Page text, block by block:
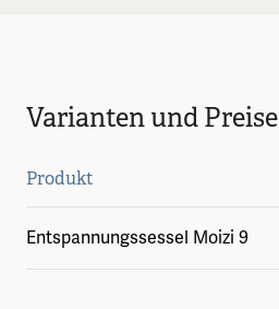
Varianten und Preise
Produkt
Entspannungssessel Moizi 9